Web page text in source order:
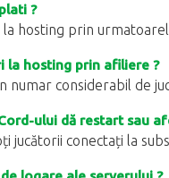
?
hosting prin
la hosting prin afiliere ?
numar considerabil de
ului dă restart sau
jucătorii conectați la